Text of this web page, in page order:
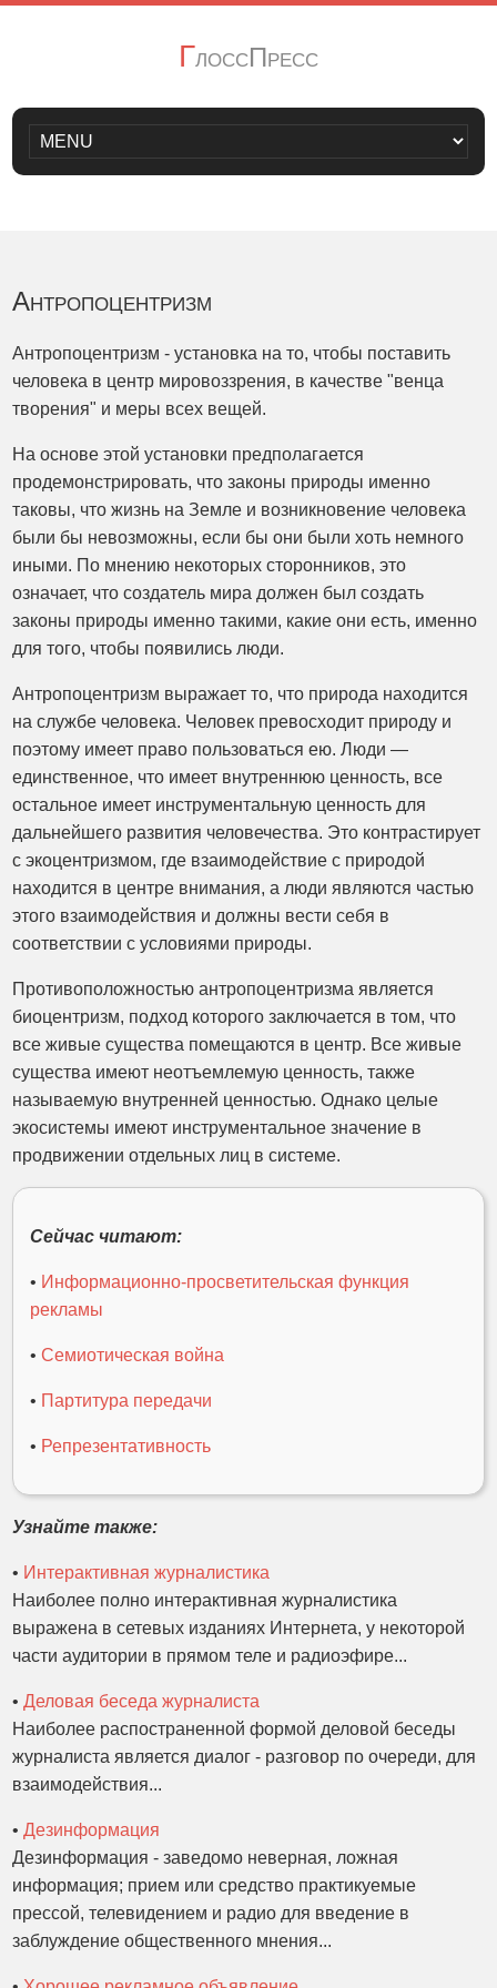
ГлоссПресс
Антропоцентризм
Антропоцентризм - установка на то, чтобы поставить
человека в центр мировоззрения, в качестве "венца
творения" и меры всех вещей.
На основе этой установки предполагается
продемонстрировать, что законы природы именно
таковы, что жизнь на Земле и возникновение человека
были бы невозможны, если бы они были хоть немного
иными. По мнению некоторых сторонников, это
означает, что создатель мира должен был создать
законы природы именно такими, какие они есть, именно
для того, чтобы появились люди.
Антропоцентризм выражает то, что природа находится
на службе человека. Человек превосходит природу и
поэтому имеет право пользоваться ею. Люди —
единственное, что имеет внутреннюю ценность, все
остальное имеет инструментальную ценность для
дальнейшего развития человечества. Это контрастирует
с экоцентризмом, где взаимодействие с природой
находится в центре внимания, а люди являются частью
этого взаимодействия и должны вести себя в
соответствии с условиями природы.
Противоположностью антропоцентризма является
биоцентризм, подход которого заключается в том, что
все живые существа помещаются в центр. Все живые
существа имеют неотъемлемую ценность, также
называемую внутренней ценностью. Однако целые
экосистемы имеют инструментальное значение в
продвижении отдельных лиц в системе.
Сейчас читают:
• Информационно-просветительская функция
рекламы
•Семиотическая война
• Партитура передачи
• Репрезентативность
Узнайте также:
• Интерактивная журналистика
Наиболее полно интерактивная журналистика
выражена в сетевых изданиях Интернета, у некоторой
части аудитории в прямом теле и радиоэфире...
•Деловая беседа журналиста
Наиболее распостраненной формой деловой беседы
журналиста является диалог - разговор по очереди, для
взаимодействия...
•Дезинформация
Дезинформация - заведомо неверная, ложная
информация; прием или средство практикуемые
прессой, телевидением и радио для введение в
заблуждение общественного мнения...